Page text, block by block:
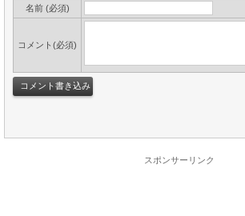
名前 (必須)
コメント(必須)
スポンサーリンク